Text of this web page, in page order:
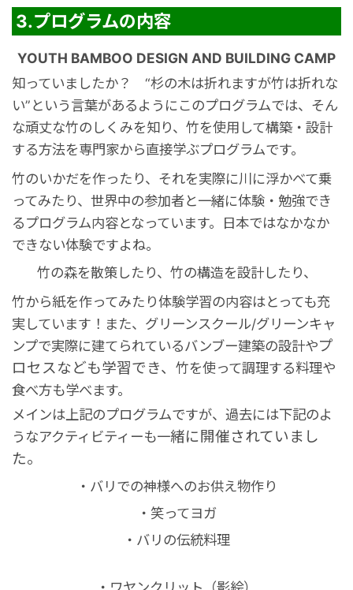
3.プログラムの内容
YOUTH BAMBOO DESIGN AND BUILDING CAMP
知っていましたか？ “杉の木は折れますが竹は折れな
い”という言葉があるようにこのプログラムでは、そん
な頑丈な竹のしくみを知り、 竹を使用して構築・設計
する方法を専門家から直接学ぶプログラムです。
竹のいかだを作ったり、それを実際に川に浮かべて乗
ってみたり、 世界中の参加者と一緒に体験・勉強でき
るプログラム内容となっています。
日本ではなかなか
できない体験ですよね。
竹の森を散策したり、竹の構造を設計したり、
竹から紙を作ってみたり体験学習の内容はとっても充
実しています！ また、グリーンスクール/グリーンキャ
ンプで実際に建てられているバンブー建築の設計やプ
ロセスなども学習でき、 竹を使って調理する料理や
食べ方も学べます。
メインは上記のプログラムですが、 過去には下記のよ
うなアクティビティーも一緒に開催されていまし
た。
・バリでの神様へのお供え物作り
・笑ってヨガ
・バリの伝統料理